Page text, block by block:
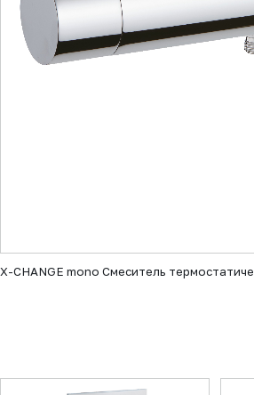
X-CHANGE mono Смеситель